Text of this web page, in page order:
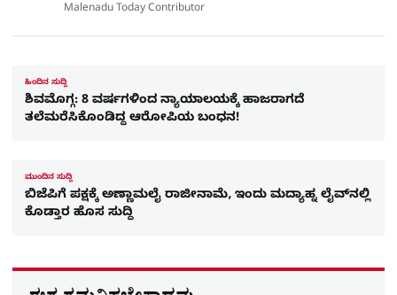
Malenadu Today Contributor
ಹಿಂದಿನ ಸುದ್ದಿ
ಶಿವಮೊಗ್ಗ: 8 ವರ್ಷಗಳಿಂದ ನ್ಯಾಯಾಲಯಕ್ಕೆ ಹಾಜರಾಗದೆ
ತಲೆಮರೆಸಿಕೊಂಡಿದ್ದ ಆರೋಪಿಯ ಬಂಧನ!
ಮುಂದಿನ ಸುದ್ದಿ
ಬಿಜೆಪಿಗೆ ಪಕ್ಷಕ್ಕೆ ಅಣ್ಣಾಮಲೈ ರಾಜೀನಾಮೆ, ಇಂದು ಮದ್ಯಾಹ್ನ ಲೈವ್​​ನಲ್ಲಿ
ಕೊಡ್ತಾರ ಹೊಸ ಸುದ್ದಿ